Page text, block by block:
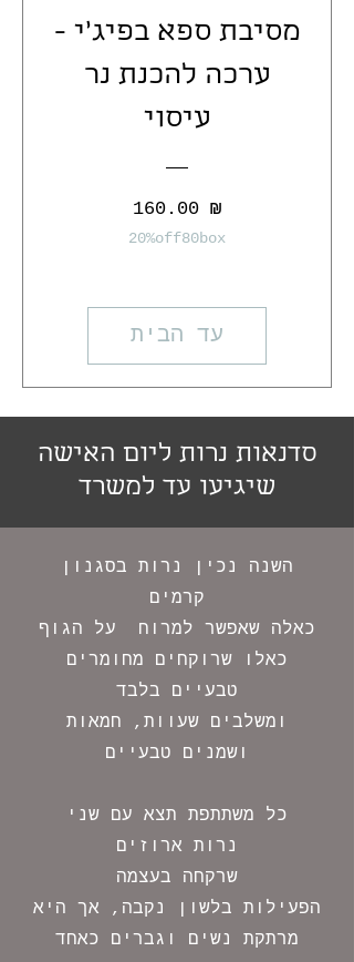
מסיבת ספא בפיג'י -
ערכה להכנת נר
עיסוי
160.00 ₪מחיר
20%off80box
עד הבית
סדנאות נרות ליום האישה
שיגיעו עד למשרד
השנה נכין נרות בסגנון
קרמים
כאלה שאפשר למרוח על הגוף
כאלו שרוקחים מחומרים
טבעיים בלבד
ומשלבים שעוות, חמאות
ושמנים טבעיים
כל משתתפת תצא עם שני
נרות ארוזים
שרקחה בעצמה
הפעילות בלשון נקבה, אך היא
מרתקת נשים וגברים כאחד